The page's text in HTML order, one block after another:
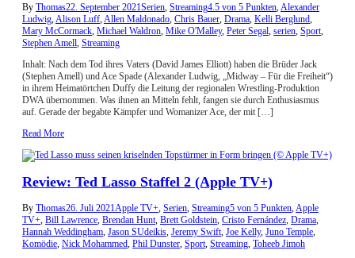
By Thomas22. September 2021Serien, Streaming4.5 von 5 Punkten,Alexander
Ludwig,Alison Luff,Allen Maldonado, Chris Bauer, Drama, Kelli Berglund,
Mary McCormack, Michael Waldron, Mike O'Malley, Peter Segal, serien, Sport,
Stephen Amell, Streaming
Inhalt: Nach dem Tod ihres Vaters (David James Elliott) haben die Brüder Jack
(Stephen Amell) und Ace Spade (Alexander Ludwig, „Midway – Für die Freiheit“)
in ihrem Heimatörtchen Duffy die Leitung der regionalen Wrestling-Produktion
DWA übernommen. Was ihnen an Mitteln fehlt, fangen sie durch Enthusiasmus
auf. Gerade der begabte Kämpfer und Womanizer Ace, der mit […]
Read More
Review: Ted Lasso Staffel 2 (Apple TV+)
By Thomas26. Juli 2021 Apple TV+ Serien Streaming5 von 5 Punkten Apple
TV+ Bill Lawrence Brendan Hunt Brett Goldstein Cristo Fernández Drama
Hannah Weddingham Jason SUdeikis Jeremy Swift Joe Kelly, Juno Temple
Komödie Nick Mohammed Phil Dunster Sport Streaming Toheeb Jimoh